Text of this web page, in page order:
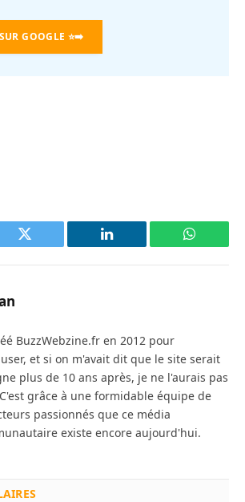
GOOGLE ⭐➡️
Twitter LinkedIn
BuzzWebzine.fr en 2012 pour
et si on m'avait dit que le site serait
plus de 10 ans après, je ne l'aurais pas
grâce à une formidable équipe de
passionnés que ce média
existe encore aujourd'hui.